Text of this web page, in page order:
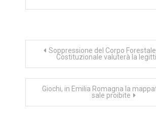
Navigazione
articoli
Soppressione del Corpo
Costituzionale valuterà la
Giochi, in Emilia Romagna la
sale proibite